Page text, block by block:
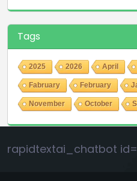
Tags
2025 2026 April
Fabruary February
November October
rapidtextai_chatbot